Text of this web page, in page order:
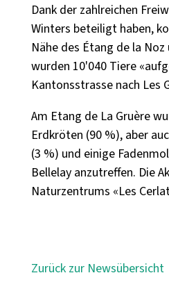
Dank der zahlreichen
Winters beteiligt haben,
Nähe des Étang de la
wurden 10'040 Tiere
Kantonsstrasse nach Les
Am Etang de La Gruère
Erdkröten (90 %), aber
(3 %) und einige
Bellelay anzutreffen. Die
Naturzentrums «Les
Zurück zur Newsübersicht